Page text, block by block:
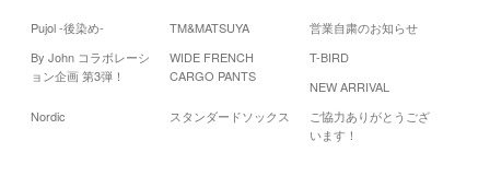
Pujol -後染め- TM&MATSUYA
営業自粛のお知らせ
By John コラボレーシ
ョン企画 第3弾！
WIDE FRENCH
CARGO PANTS
T-BIRD
NEW ARRIVAL
Nordic
スタンダードソックス
ご協力ありがとうござ
います！